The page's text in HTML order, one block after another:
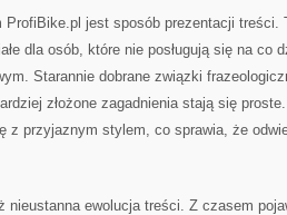
ProfiBike.pl jest sposób prezentacji
dla osób, które nie posługują się na co
Starannie dobrane związki
złożone zagadnienia stają się
z przyjaznym stylem, co sprawia, że
nieustanna ewolucja treści. Z czasem